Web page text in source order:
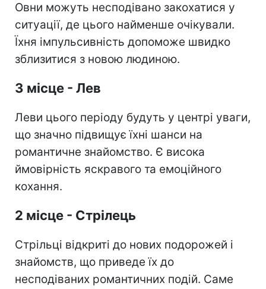
Овни можуть несподівано закохатися у
ситуації, де цього найменше очікували.
Їхня імпульсивність допоможе швидко
зблизитися з новою людиною.
3 місце - Лев
Леви цього періоду будуть у центрі уваги,
що значно підвищує їхні шанси на
романтичне знайомство. Є висока
ймовірність яскравого та емоційного
кохання.
2 місце - Стрілець
Стрільці відкриті до нових подорожей і
знайомств, що приведе їх до
несподіваних романтичних подій. Саме